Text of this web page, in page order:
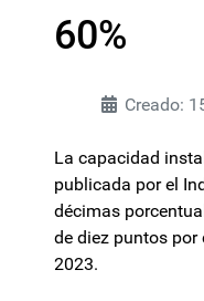
60%
Creado:
La capacidad
publicada por el
décimas
de diez puntos
2023.